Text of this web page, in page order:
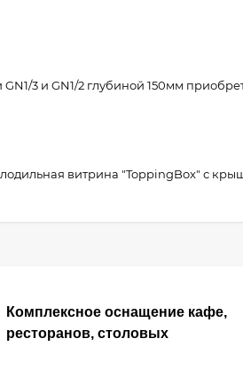
GN1/3 и GN1/2 глубиной 150мм
витрина "ToppingBox" с
Комплексное оснащение кафе,
ресторанов, столовых